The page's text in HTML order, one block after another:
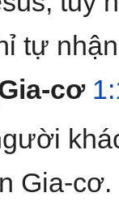
tự
cơ
Gia-